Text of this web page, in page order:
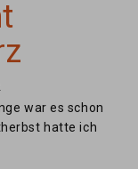
war es schon
hatte ich